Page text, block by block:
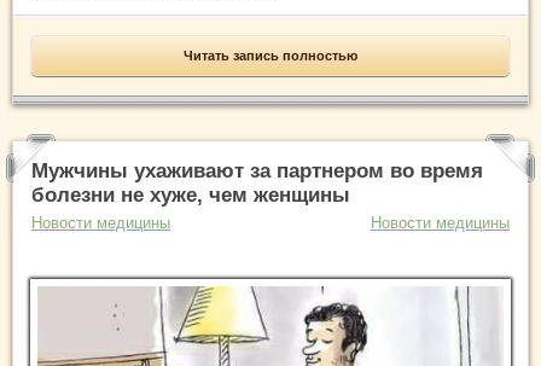
Читать запись полностью
Мужчины ухаживают за партнером во время
болезни не хуже, чем женщины
Новости медицины Новости медицины